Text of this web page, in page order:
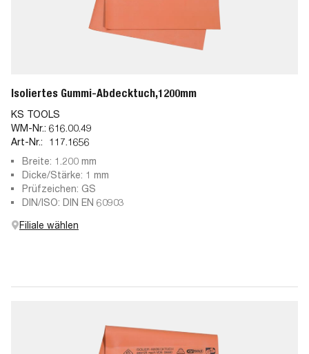
Isoliertes Gummi-Abdecktuch,1200mm
KS TOOLS
WM-Nr.: 616.00.49
Art-Nr.:
117.1656
Breite: 1.200 mm
Dicke/Stärke: 1 mm
Prüfzeichen: GS
DIN/ISO: DIN EN 60903
Filiale wählen